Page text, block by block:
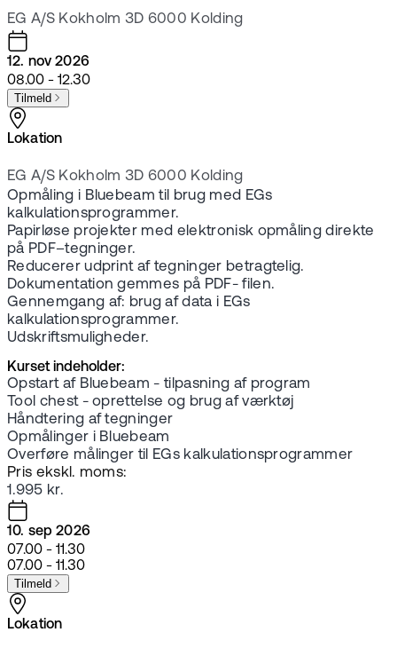
EG A/S Kokholm 3D 6000 Kolding
12. nov 2026
08.00 - 12.30
Tilmeld
Lokation
EG A/S Kokholm 3D 6000 Kolding
Opmåling i Bluebeam til brug med EGs
kalkulationsprogrammer.
Papirløse projekter med elektronisk opmåling direkte
på PDF–tegninger.
Reducerer udprint af tegninger betragtelig.
Dokumentation gemmes på PDF- filen.
Gennemgang af: brug af data i EGs
kalkulationsprogrammer.
Udskriftsmuligheder.
Kurset indeholder:
Opstart af Bluebeam - tilpasning af program
Tool chest - oprettelse og brug af værktøj
Håndtering af tegninger
Opmålinger i Bluebeam
Overføre målinger til EGs kalkulationsprogrammer
Pris ekskl. moms:
1.995 kr.
10. sep 2026
07.00 - 11.30
07.00 - 11.30
Tilmeld
Lokation